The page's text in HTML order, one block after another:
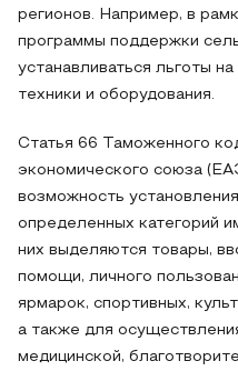
регионов. Например, в
программы поддержки
устанавливаться льготы
техники и оборудования.
Статья 66 Таможенного
экономического союза
возможность
определенных категорий
них выделяются товары,
помощи, личного
ярмарок, спортивных,
а также для
медицинской,